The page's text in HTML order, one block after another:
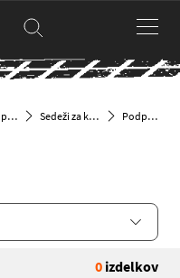
Sedeži & sedežne opore Sedeži za kolo Podpod
0 izdelkov